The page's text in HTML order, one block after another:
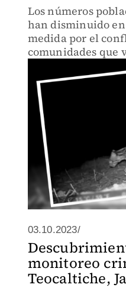
Los números
han disminuido
medida por el
comunidades que
03.10.2023/
monitoreo
Teocaltiche,